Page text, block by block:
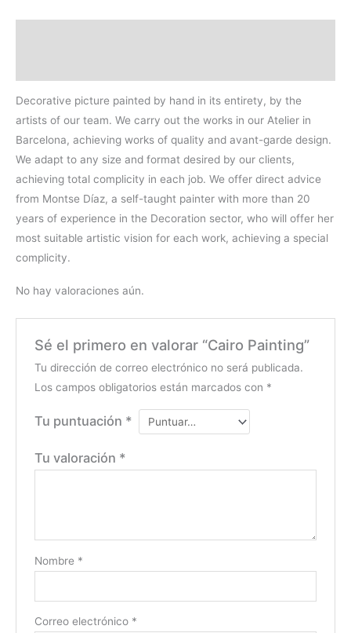
Decorative picture painted by hand in its entirety, by the
artists of our team. We carry out the works in our Atelier in
Barcelona, achieving works of quality and avant-garde design.
We adapt to any size and format desired by our clients,
achieving total complicity in each job. We offer direct advice
from Montse Díaz, a self-taught painter with more than 20
years of experience in the Decoration sector, who will offer her
most suitable artistic vision for each work, achieving a special
complicity.
No hay valoraciones aún.
Sé el primero en valorar “Cairo Painting”
Tu dirección de correo electrónico no será publicada.
Los campos obligatorios están marcados con *
Tu puntuación *
Tu valoración *
Nombre *
Correo electrónico *